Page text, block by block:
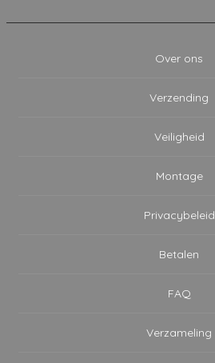
Over ons
Verzending
Veiligheid
Montage
Privacybeleid
Betalen
FAQ
Verzameling